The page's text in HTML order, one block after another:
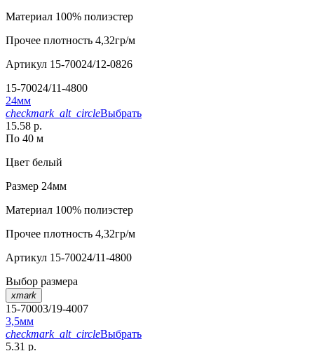
Материал 100% полиэстер
Прочее плотность 4,32гр/м
Артикул 15-70024/12-0826
15-70024/11-4800
24мм
checkmark_alt_circleВыбрать
15.58 р.
По 40 м
Цвет белый
Размер 24мм
Материал 100% полиэстер
Прочее плотность 4,32гр/м
Артикул 15-70024/11-4800
Выбор размера
xmark
15-70003/19-4007
3,5мм
checkmark_alt_circleВыбрать
5.31 р.